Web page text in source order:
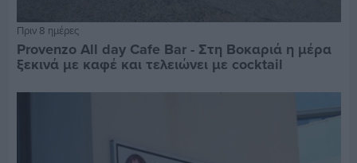
Πριν 8 ημέρες
Provenzo All day Cafe Bar - Στη Βοκαριά η μέρα
ξεκινά με καφέ και τελειώνει με cocktail